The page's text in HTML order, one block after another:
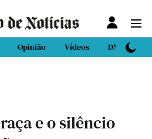
Opinião Vídeos DN Sport
e o silêncio